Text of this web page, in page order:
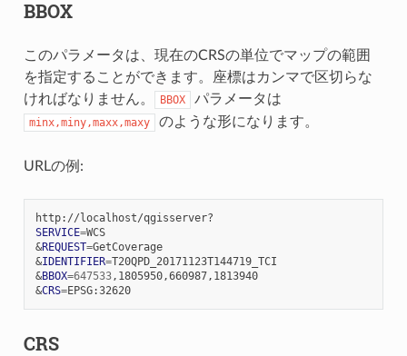
BBOX
このパラメータは、現在のCRSの単位でマップの範囲
を指定することができます。座標はカンマで区切らな
ければなりません。
BBOX パラメータは
minx,miny,maxx,maxy のような形になります。
URLの例:
SERVICE=
WCS
&REQUEST=
GetCoverage
&IDENTIFIER=
&BBOX=647533
,1805950,660987,1813940
&CRS= EPSG:32620
CRS